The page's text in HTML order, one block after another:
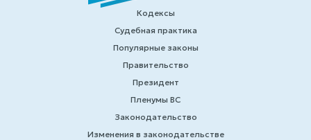
Кодексы
Судебная практика
Популярные законы
Правительство
Президент
Пленумы ВС
Законодательство
Изменения в законодательстве